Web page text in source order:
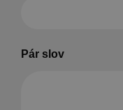
Pár slov